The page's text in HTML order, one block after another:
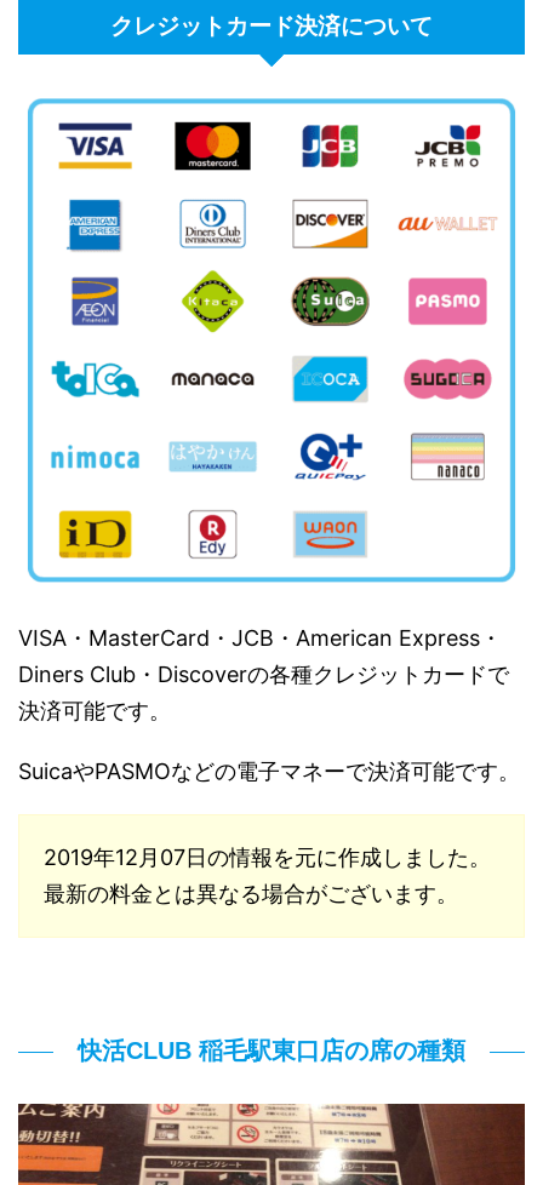
クレジットカード決済について
VISA・MasterCard・JCB・American Express・
Diners Club・Discoverの各種クレジットカードで
決済可能です。
SuicaやPASMOなどの電子マネーで決済可能です。
2019年12月07日の情報を元に作成しました。
最新の料金とは異なる場合がございます。
快活CLUB 稲毛駅東口店の席の種類